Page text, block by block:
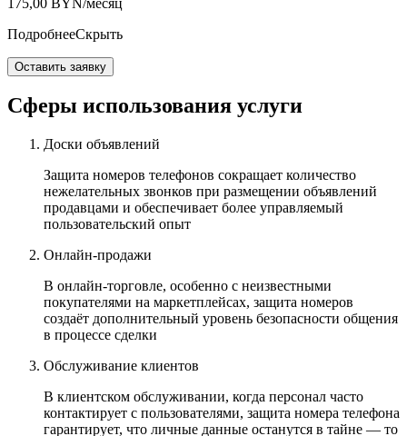
ПодробнееСкрыть
Оставить заявку
Сферы использования услуги
Доски объявлений
Защита номеров телефонов сокращает количество
нежелательных звонков при размещении объявлений
продавцами и обеспечивает более управляемый
пользовательский опыт
Онлайн-продажи
В онлайн-торговле, особенно с неизвестными
покупателями на маркетплейсах, защита номеров
создаёт дополнительный уровень безопасности общения
в процессе сделки
Обслуживание клиентов
В клиентском обслуживании, когда персонал часто
контактирует с пользователями, защита номера телефона
гарантирует, что личные данные останутся в тайне — то